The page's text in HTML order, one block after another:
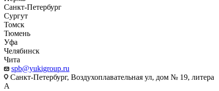
Санкт-Петербург
Сургут
Томск
Тюмень
Уфа
Челябинск
Чита
spb@yukigroup.ru
Санкт-Петербург, Воздухоплавательная ул, дом № 19, литера
А